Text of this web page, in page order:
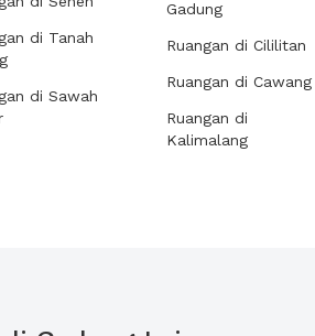
di Tanah
di Sawah
Gadung
Ruangan di Cililitan
Ruangan di Cawang
Ruangan di
Kalimalang